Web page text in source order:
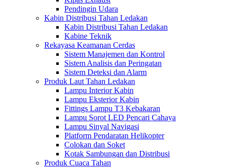
Pendingin Udara
Kabin Distribusi Tahan Ledakan
Kabin Distribusi Tahan Ledakan
Kabine Teknik
Rekayasa Keamanan Cerdas
Sistem Manajemen dan Kontrol
Sistem Analisis dan Peringatan
Sistem Deteksi dan Alarm
Produk Laut Tahan Ledakan
Lampu Interior Kabin
Lampu Eksterior Kabin
Fittings Lampu T3 Kebakaran
Lampu Sorot LED Pencari Cahaya
Lampu Sinyal Navigasi
Platform Pendaratan Helikopter
Colokan dan Soket
Kotak Sambungan dan Distribusi
Produk Cuaca Tahan